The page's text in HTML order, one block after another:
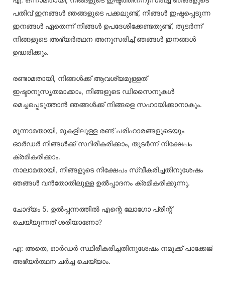
പതിവ് ഇനങ്ങൾ ഞങ്ങളുടെ പക്കലുണ്ട്, നിങ്ങൾ ഇഷ്ടപ്പെടുന്ന
ഇനങ്ങൾ ഏതെന്ന് നിങ്ങൾ ഉപദേശിക്കേണ്ടതുണ്ട്, തുടർന്ന്
നിങ്ങളുടെ അഭ്യർത്ഥന അനുസരിച്ച് ഞങ്ങൾ ഇനങ്ങൾ
ഉദ്ധരിക്കും.
രണ്ടാമതായി, നിങ്ങൾക്ക് ആവശ്യമുള്ളത്
ഇഷ്ടാനുസൃതമാക്കാം, നിങ്ങളുടെ ഡിസൈനുകൾ
മെച്ചപ്പെടുത്താൻ ഞങ്ങൾക്ക് നിങ്ങളെ സഹായിക്കാനാകും.
മൂന്നാമതായി, മുകളിലുള്ള രണ്ട് പരിഹാരങ്ങളുടെയും
ഓർഡർ നിങ്ങൾക്ക് സ്ഥിരീകരിക്കാം, തുടർന്ന് നിക്ഷേപം
ക്രമീകരിക്കാം.
നാലാമതായി, നിങ്ങളുടെ നിക്ഷേപം സ്വീകരിച്ചതിനുശേഷം
ഞങ്ങൾ വൻതോതിലുള്ള ഉൽപ്പാദനം ക്രമീകരിക്കുന്നു.
ചോദ്യം 5. ഉൽപ്പന്നത്തിൽ എന്റെ ലോഗോ പ്രിന്റ്
ചെയ്യുന്നത് ശരിയാണോ?
എ: അതെ, ഓർഡർ സ്ഥിരീകരിച്ചതിനുശേഷം നമുക്ക് പാക്കേജ്
അഭ്യർത്ഥന ചർച്ച ചെയ്യാം.